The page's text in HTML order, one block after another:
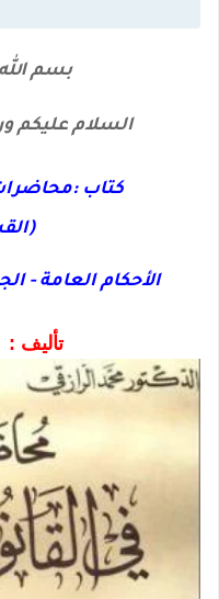
بسم
السلام عليكم
كتاب
الأحكام العامة -
تأليف